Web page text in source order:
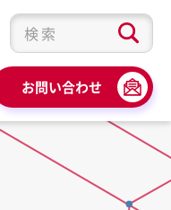
検索キーワード入力
お問い合わせ